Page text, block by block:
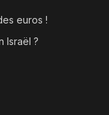
euros !
Israël ?